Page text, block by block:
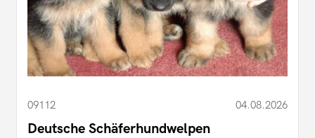
09112 04.08.2026
Deutsche Schäferhundwelpen